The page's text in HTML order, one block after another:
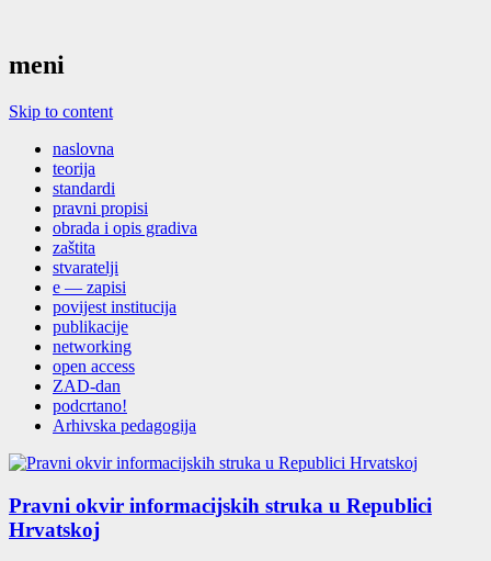
meni
Skip to content
naslovna
teorija
standardi
pravni propisi
obrada i opis gradiva
zaštita
stvaratelji
e — zapisi
povijest institucija
publikacije
networking
open access
ZAD-dan
podcrtano!
Arhivska pedagogija
Pravni okvir informacijskih struka u Republici
Hrvatskoj